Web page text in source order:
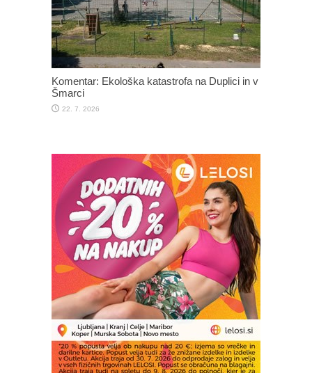
Komentar: Ekološka katastrofa na Duplici in v
Šmarci
22. 7. 2026